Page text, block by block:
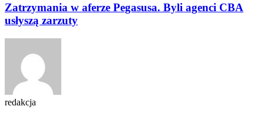
Zatrzymania w aferze Pegasusa. Byli agenci CBA
usłyszą zarzuty
redakcja